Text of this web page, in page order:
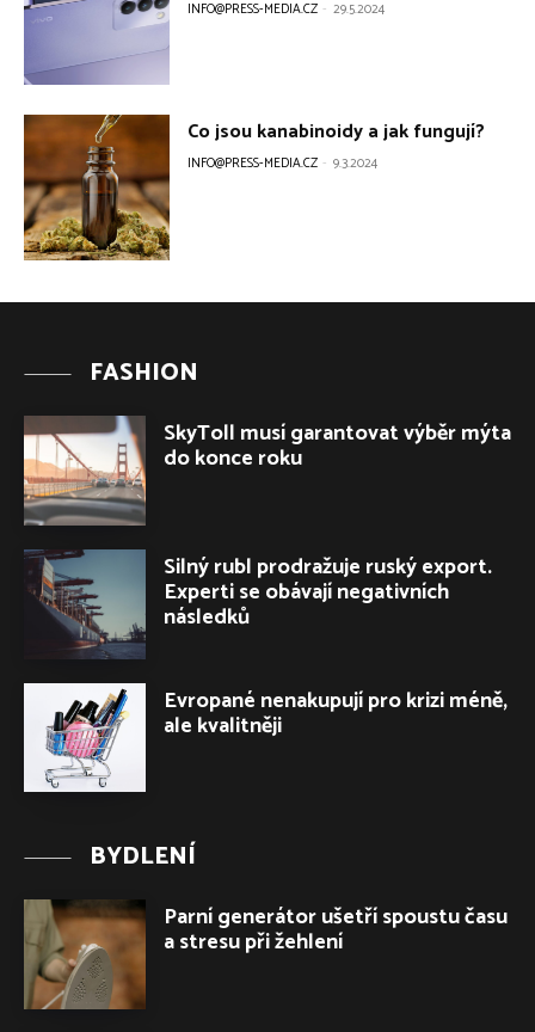
FASHION
SkyToll musí garantovat výběr mýta
do konce roku
Silný rubl prodražuje ruský export.
Experti se obávají negativních
následků
Evropané nenakupují pro krizi méně,
ale kvalitněji
BYDLENÍ
Parní generátor ušetří spoustu času
a stresu při žehlení